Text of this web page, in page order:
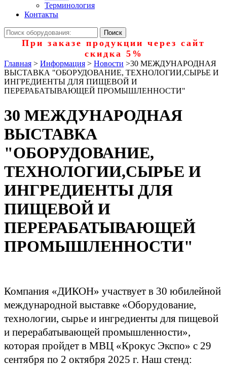
Терминология
Контакты
При заказе продукции через сайт
скидка 5%
Главная > Информация > Новости >30 МЕЖДУНАРОДНАЯ
ВЫСТАВКА "ОБОРУДОВАНИЕ, ТЕХНОЛОГИИ,СЫРЬЕ И
ИНГРЕДИЕНТЫ ДЛЯ ПИЩЕВОЙ И
ПЕРЕРАБАТЫВАЮЩЕЙ ПРОМЫШЛЕННОСТИ"
30 МЕЖДУНАРОДНАЯ
ВЫСТАВКА
"ОБОРУДОВАНИЕ,
ТЕХНОЛОГИИ,СЫРЬЕ И
ИНГРЕДИЕНТЫ ДЛЯ
ПИЩЕВОЙ И
ПЕРЕРАБАТЫВАЮЩЕЙ
ПРОМЫШЛЕННОСТИ"
Компания «ДИКОН» участвует в 30 юбилейной
международной выставке «Оборудование,
технологии, сырье и ингредиенты для пищевой
и перерабатывающей промышленности»,
которая пройдет в МВЦ «Крокус Экспо» с 29
сентября по 2 октября 2025 г. Наш стенд: